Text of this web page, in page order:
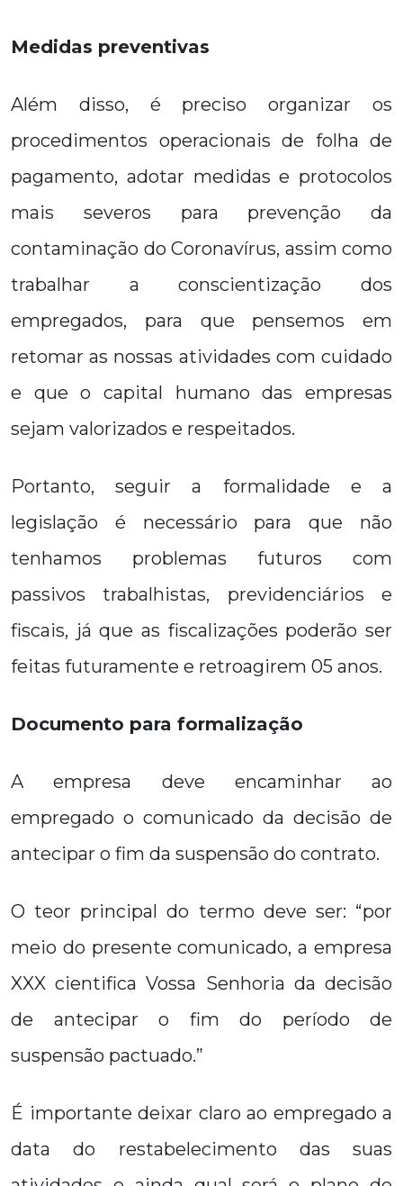
Medidas preventivas
Além disso, é preciso organizar os
procedimentos operacionais de folha de
pagamento, adotar medidas e protocolos
mais severos para prevenção da
contaminação do Coronavírus, assim como
trabalhar a conscientização dos
empregados, para que pensemos em
retomar as nossas atividades com cuidado
e que o capital humano das empresas
sejam valorizados e respeitados.
Portanto, seguir a formalidade e a
legislação é necessário para que não
tenhamos problemas futuros com
passivos trabalhistas, previdenciários e
fiscais, já que as fiscalizações poderão ser
feitas futuramente e retroagirem 05 anos.
Documento para formalização
A empresa deve encaminhar ao
empregado o comunicado da decisão de
antecipar o fim da suspensão do contrato.
O teor principal do termo deve ser: “por
meio do presente comunicado, a empresa
XXX cientifica Vossa Senhoria da decisão
de antecipar o fim do período de
suspensão pactuado.”
É importante deixar claro ao empregado a
data do restabelecimento das suas